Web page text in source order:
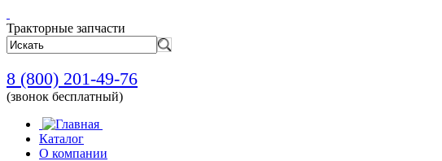
Тракторные запчасти
8 (800) 201-49-76
(звонок бесплатный)
Каталог
О компании